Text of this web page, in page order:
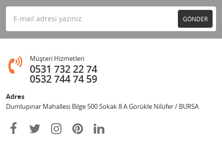
GÖNDER
Müşteri Hizmetleri
0531 732 22 74
0532 744 74 59
Adres
Dumlupınar Mahallesi Bilge 500 Sokak 8 A Görükle Nilüfer / BURSA